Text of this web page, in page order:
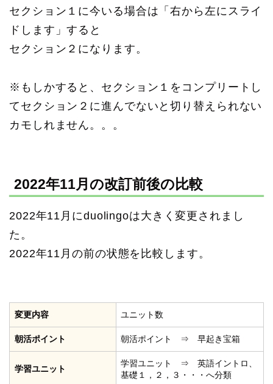
セクション１に今いる場合は「右から左にスライ
ドします」すると
セクション２になります。
※もしかすると、セクション１をコンプリートし
てセクション２に進んでないと切り替えられない
カモしれません。。。
2022年11月の改訂前後の比較
2022年11月にduolingoは大きく変更されまし
た。
2022年11月の前の状態を比較します。
変更内容 ユニット数
朝活ポイント 朝活ポイント ⇒ 早起き宝箱
学習ユニット
学習ユニット ⇒ 英語イントロ、
基礎１，２，３・・・へ分類